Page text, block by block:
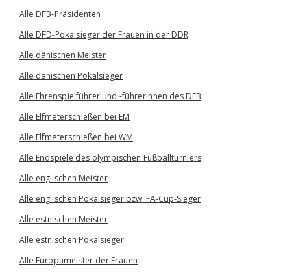
Alle DFB-Präsidenten
Alle DFD-Pokalsieger der Frauen in der DDR
Alle dänischen Meister
Alle dänischen Pokalsieger
Alle Ehrenspielführer und -führerinnen des DFB
Alle Elfmeterschießen bei EM
Alle Elfmeterschießen bei WM
Alle Endspiele des olympischen Fußballturniers
Alle englischen Meister
Alle englischen Pokalsieger bzw. FA-Cup-Sieger
Alle estnischen Meister
Alle estnischen Pokalsieger
Alle Europameister der Frauen